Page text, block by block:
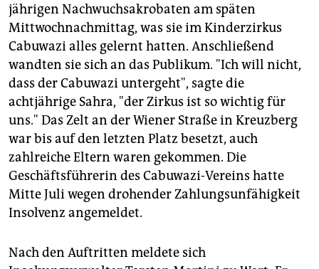
genossenschaft
epaper login
jährigen Nachwuchsakrobaten am späten
Mittwochnachmittag, was sie im Kinderzirkus
Cabuwazi alles gelernt hatten. Anschließend
wandten sie sich an das Publikum. "Ich will nicht,
dass der Cabuwazi untergeht", sagte die
achtjährige Sahra, "der Zirkus ist so wichtig für
uns." Das Zelt an der Wiener Straße in Kreuzberg
war bis auf den letzten Platz besetzt, auch
zahlreiche Eltern waren gekommen. Die
Geschäftsführerin des Cabuwazi-Vereins hatte
Mitte Juli wegen drohender Zahlungsunfähigkeit
Insolvenz angemeldet.
Nach den Auftritten meldete sich